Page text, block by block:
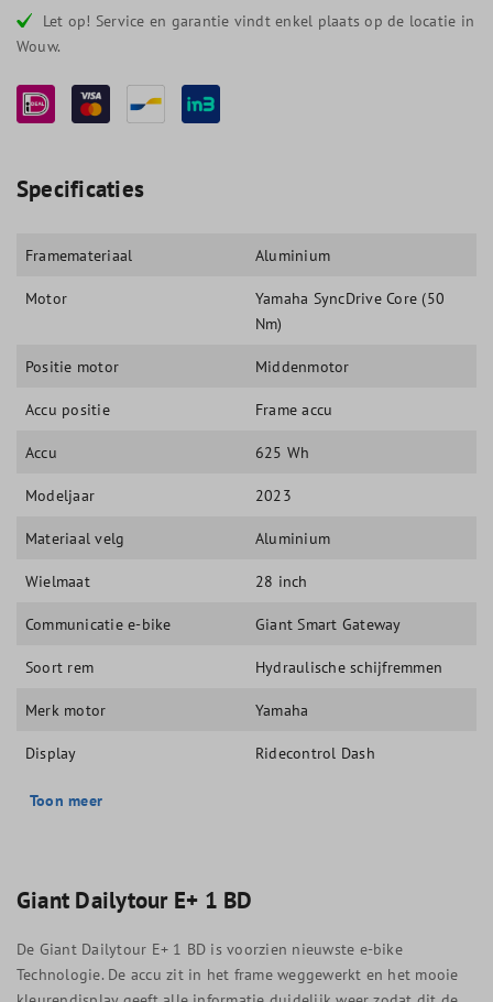
Let op! Service en garantie vindt enkel plaats op de locatie in
Wouw.
Specificaties
Framemateriaal Aluminium
Motor
Yamaha SyncDrive Core (50
Nm)
Positie motor Middenmotor
Accu positie Frame accu
Accu 625 Wh
Modeljaar 2023
Materiaal velg Aluminium
Wielmaat 28 inch
Communicatie e-bike Giant Smart Gateway
Soort rem Hydraulische schijfremmen
Merk motor Yamaha
Display Ridecontrol Dash
Toon meer
Giant Dailytour E+ 1 BD
De Giant Dailytour E+ 1 BD is voorzien nieuwste e-bike
Technologie. De accu zit in het frame weggewerkt en het mooie